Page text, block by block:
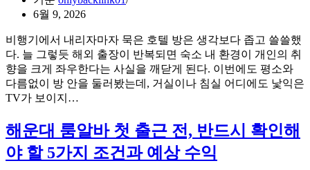
무
진
단
핵
심
2
가
지
사
라
지
는
이
6월 9, 2026
비행기에서 내리자마자 묵은 호텔 방은 생각보다 좁고 쓸쓸했
다. 늘 그렇듯 해외 출장이 반복되면 숙소 내 환경이 개인의 취
향을 크게 좌우한다는 사실을 깨닫게 된다. 이번에도 평소와
다름없이 방 안을 둘러봤는데, 거실이나 침실 어디에도 낯익은
TV가 보이지…
출
장
지
해운대 룸알바 첫 출근 전, 반드시 확인해
야 할 5가지 조건과 예상 수익